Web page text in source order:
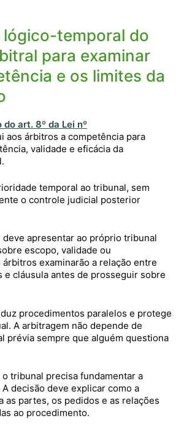
lógico-temporal do
para examinar
e os limites da
art. 8º da Lei nº
aos árbitros a competência para
validade e eficácia da
temporal ao tribunal, sem
o controle judicial posterior
deve apresentar ao próprio tribunal
escopo, validade ou
examinarão a relação entre
e cláusula antes de prosseguir sobre
procedimentos paralelos e protege
A arbitragem não depende de
prévia sempre que alguém questiona
tribunal precisa fundamentar a
decisão deve explicar como a
as partes, os pedidos e as relações
ao procedimento.